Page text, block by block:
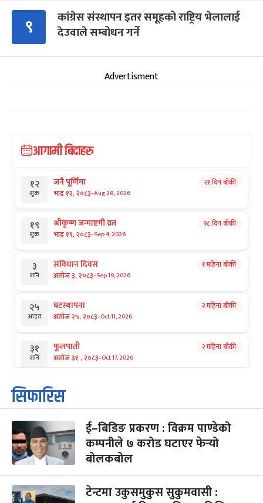
९
कांग्रेस संस्थापन इतर समूहको राष्ट्रिय भेलालाई
देउवाले सम्बोधन गर्ने
Advertisment
आगामी बिदाहरु
१२
शुक्र
जनै पूर्णिमा
भाद्र १२, २०८३-Aug 28, 2026
२१ दिन बाँकी
१९
शुक्र
श्रीकृष्ण जन्माष्टमी व्रत
भाद्र १९, २०८३-Sep 4, 2026
२८ दिन बाँकी
३
शनि
संविधान दिवस
असोज ३, २०८३-Sep 19, 2026
१ महिना बाँकी
२५
आइत
घटस्थापना
असोज २५, २०८३-Oct 11, 2026
२ महिना बाँकी
३१
शनि
फूलपाती
असोज ३१ , २०८३-Oct 17, 2026
२ महिना बाँकी
१
आइत
कार्तिक सङ्क्रान्ति
कार्तिक १, २०८३
३
मंगल
महानवमी
कार्तिक ३, २०८३-Oct 20, 2026
२ महिना बाँकी
४ विजयादशमी
सिफारिस
ई–बिडिङ प्रकरण : विक्रम पाण्डेको
कम्पनीले ७ करोड घटाएर फेर्‍यो
बोलकबोल
टेन्टमा उकुसमुकुस सुकुमवासी :